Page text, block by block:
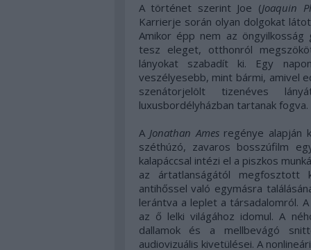
A történet szerint Joe (Joaquin
Karrierje során olyan dolgokat
Amikor épp nem az öngyilkosság
tesz eleget, otthonról
lányokat szabadít ki. Egy
veszélyesebb, mint bármi, amivel
szenátorjelölt tizenéves
luxusbordélyházban tartanak fogva.
A Jonathan Amesregénye alapján
széthúzó, zavaros bosszúfilm
kalapáccsal intézi el a piszkos
az ártatlanságától megfosztott
antihőssel való egymásra
lerántva a leplet a társadalomról.
az ő lelki világához idomul. A
dallamok és a mellbevágó
audiovizuális kivetülései. A